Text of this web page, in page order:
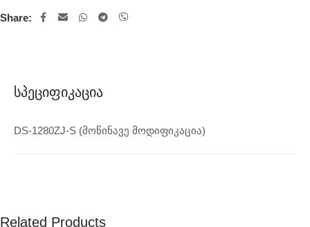
Share:
Სპეციფიკაცია
DS-1280ZJ-S (მოწინავე მოდიფიკაცია)
Related Products